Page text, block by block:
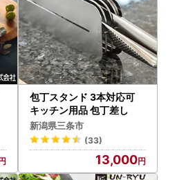
包丁スタンド 3本対応可
キッチン用品 包丁差し
新潟県三条市
(33)
13,000